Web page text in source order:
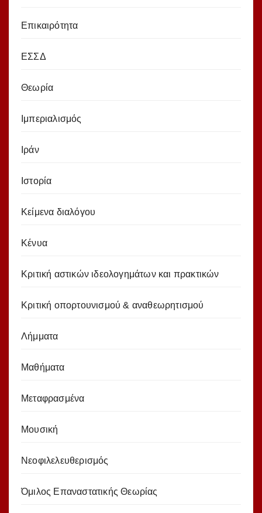
Επικαιρότητα
ΕΣΣΔ
Θεωρία
Ιμπεριαλισμός
Ιράν
Ιστορία
Κείμενα διαλόγου
Κένυα
Κριτική αστικών ιδεολογημάτων και πρακτικών
Κριτική οπορτουνισμού & αναθεωρητισμού
Λήμματα
Μαθήματα
Μεταφρασμένα
Μουσική
Νεοφιλελευθερισμός
Όμιλος Επαναστατικής Θεωρίας